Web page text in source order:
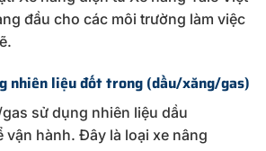
đầu cho các môi trường làm việc
nhiên liệu đốt trong (dầu/xăng/gas)
sử dụng nhiên liệu dầu
hành. Đây là loại xe nâng